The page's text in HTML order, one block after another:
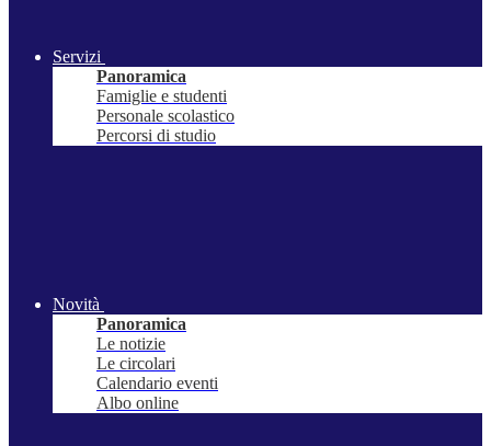
Servizi
Panoramica
Famiglie e studenti
Personale scolastico
Percorsi di studio
Novità
Panoramica
Le notizie
Le circolari
Calendario eventi
Albo online